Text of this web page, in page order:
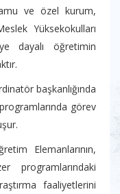
ve özel kurum,
Yüksekokulları
dayalı öğretimin
başkanlığında
görev
Elemanlarının,
programlarındaki
faaliyetlerini